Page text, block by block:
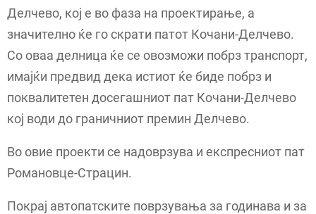
Делчево, кој е во фаза на проектирање, а
значително ќе го скрати патот Кочани-Делчево.
Со оваа делница ќе се овозможи побрз транспорт,
имајќи предвид дека истиот ќе биде побрз и
поквалитетен досегашниот пат Кочани-Делчево
кој води до граничниот премин Делчево.
Во овие проекти се надоврзува и експресниот пат
Романовце-Страцин.
Покрај автопатските поврзувања за годинава и за